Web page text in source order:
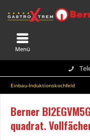
Menü
Einbau-Induktionskochfeld
Berner
quadrat.